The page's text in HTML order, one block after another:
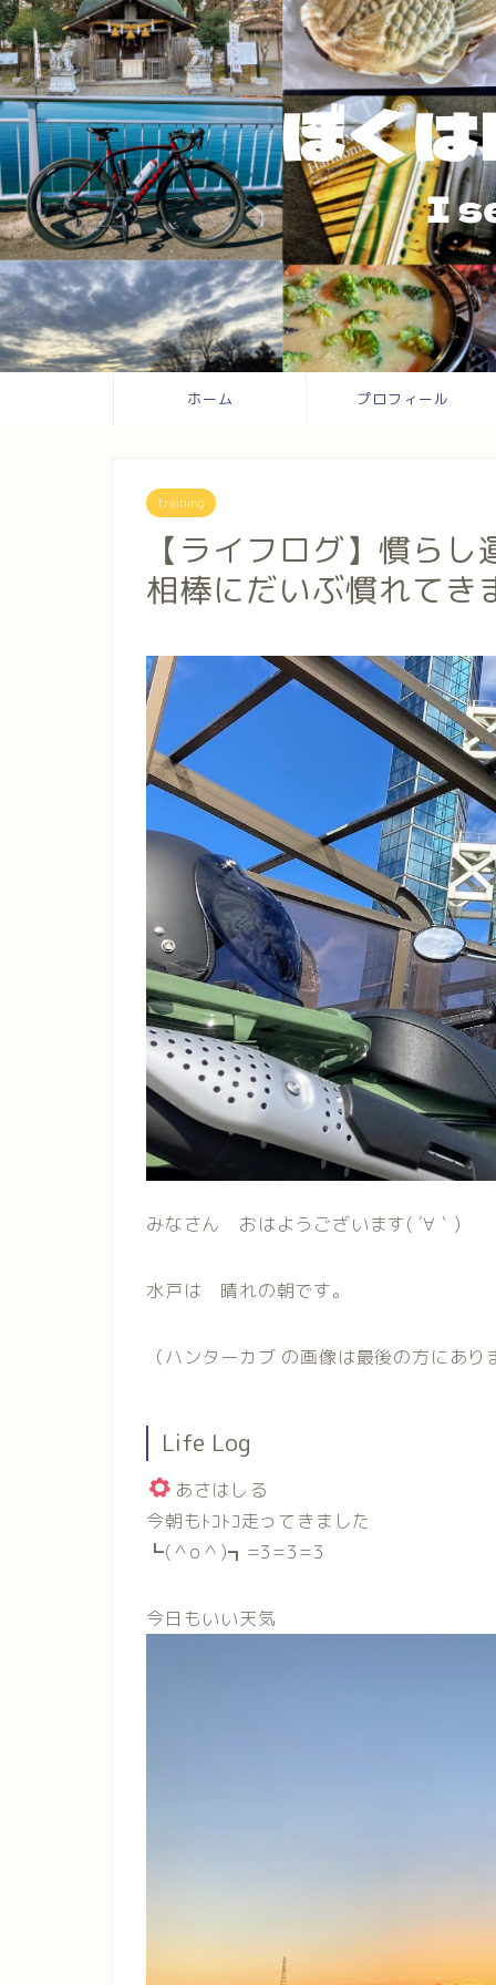
ホーム プロフィール
training
【ライフログ】慣ら
相棒にだいぶ慣れてき
みなさん おはようございます( ´∀｀)
水戸は 晴れの朝です。
（ハンターカブ の画像は最後の方にあ
Life Log
あさはしる
今朝もﾄｺﾄｺ走ってきました
┗(＾o＾)┓=3=3=3
今日もいい天気